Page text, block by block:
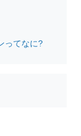
ってなに?